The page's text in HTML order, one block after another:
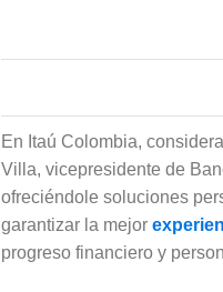
En Itaú Colombia,
Villa, vicepresidente de
ofreciéndole soluciones
garantizar la mejor
progreso financiero y